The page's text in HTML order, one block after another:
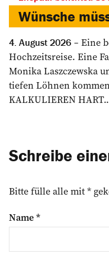
Wünsche
4. August 2026
Eine
Hochzeitsreise. Eine
Monika Laszczewska
tiefen Löhnen
KALKULIEREN
Schreibe
Bitte fülle alle mit *
Name*